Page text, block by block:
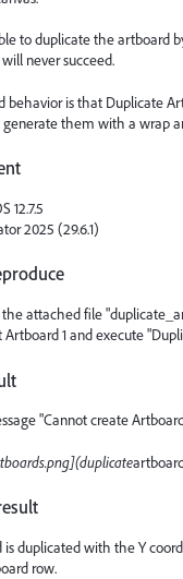
to duplicate the artboard
never succeed.
behavior is that Duplicate
them with a wrap
12.7.5
2025 (29.6.1)
attached file
Artboard 1 and execute
"Cannot create
is duplicated with the Y
row.